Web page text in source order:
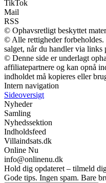
TikTok
Mail
RSS
© Ophavsretligt beskyttet
© Alle rettigheder
salget, når du handler via links
© Denne side er underlagt
affiliatepartnere og kan opnå
indholdet må kopieres eller
Intern navigation
Sideoversigt
Nyheder
Samling
Nyhedssektion
Indholdsfeed
Villaindsats.dk
Online Nu
info@onlinenu.dk
Hold dig opdateret – tilmeld
Gode tips. Ingen spam. Bare